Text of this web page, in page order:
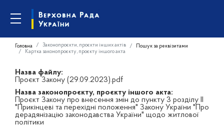
Головна Законопроєкти, проєкти інших актів
Пошук за реквізитами
Картка законопроєкту, проєкту іншого акта
Назва файлу:
Проєкт Закону (29.09.2023).pdf
Назва законопроєкту, проєкту іншого акта:
Проєкт Закону про внесення змін до пункту 3 розділу ІІ
"Прикінцеві та перехідні положення" Закону України "Про
дерадянізацію законодавства України" щодо житлової
політики